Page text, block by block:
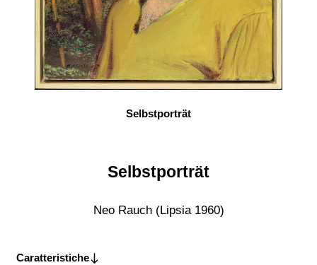
Selbstporträt
Selbstporträt
Neo Rauch (Lipsia 1960)
Caratteristiche